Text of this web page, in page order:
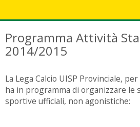
Programma Attività
2014/2015
La Lega Calcio UISP Provinciale, per
ha in programma di organizzare le
sportive ufficiali, non agonistiche: